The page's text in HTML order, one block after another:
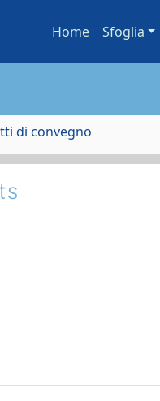
Home Sfoglia
di convegno